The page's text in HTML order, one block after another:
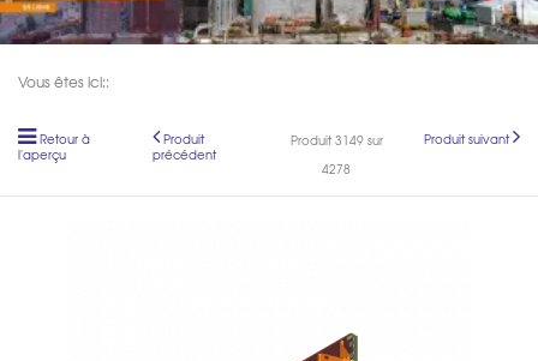
Vous êtes ici::
Retour à
l'aperçu
Produit
précédent
Produit 3149 sur
4278
Produit suivant